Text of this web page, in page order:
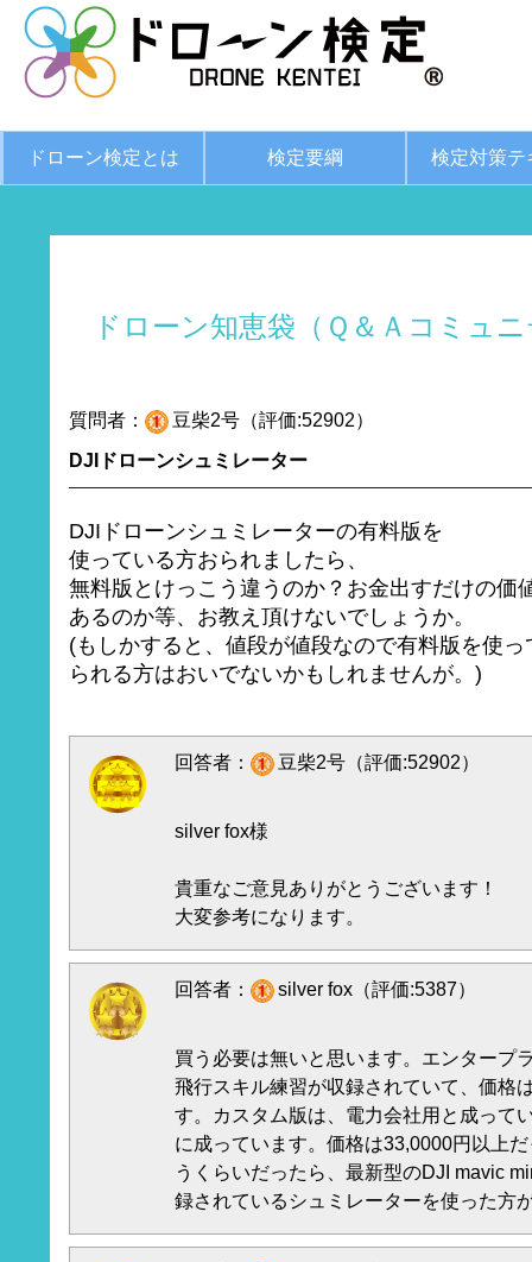
ドローン検定とは 検定要綱 検定対策テ
ドローン知恵袋（Ｑ＆Ａコミュ
質問者：
豆柴2号（評価:52902）
DJIドローンシュミレーター
DJIドローンシュミレーターの有料版を
使っている方おられましたら、
無料版とけっこう違うのか？お金出すだけの価
あるのか等、お教え頂けないでしょうか。
(もしかすると、値段が値段なので有料版を使っ
られる方はおいでないかもしれませんが。)
回答者： 豆柴2号（評価:52902）
silver fox様
貴重なご意見ありがとうございます！
大変参考になります。
回答者： silver fox（評価:5387）
買う必要は無いと思います。エンタープ
飛行スキル練習が収録されていて、価格
す。カスタム版は、電力会社用と成って
に成っています。価格は33,0000円以上
うくらいだったら、最新型のDJI mavic
録されているシュミレーターを使った方